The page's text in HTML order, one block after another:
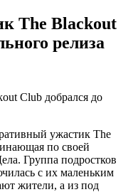
The Blackout
релиза
ужастик The
по своей
Группа подростков
с их маленьким
жители, а из под